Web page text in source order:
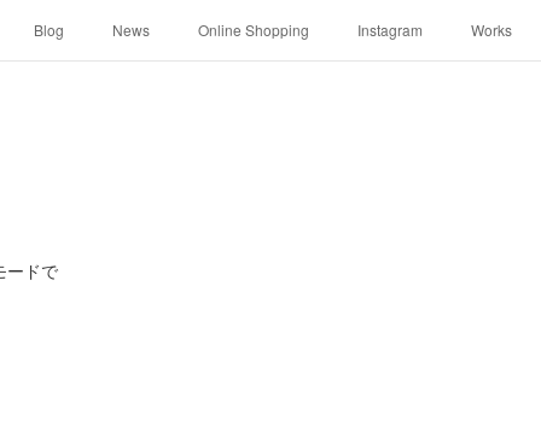
Blog News Online Shopping Instagram Works
ードで